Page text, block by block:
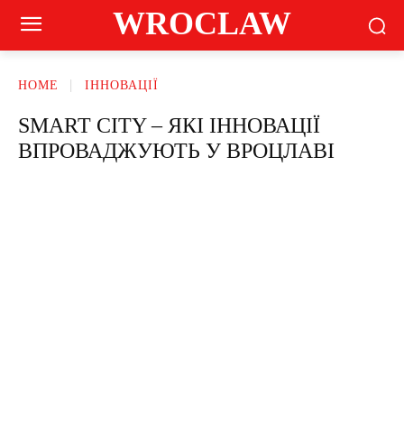
WROCLAW
HOME ІННОВАЦІЇ
SMART CITY – ЯКІ ІННОВАЦІЇ
ВПРОВАДЖУЮТЬ У ВРОЦЛАВІ